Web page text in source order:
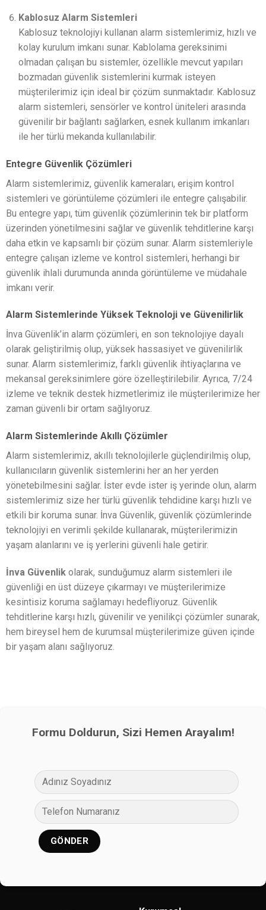
Kablosuz Alarm Sistemleri
Kablosuz teknolojiyi kullanan alarm sistemlerimiz, hızlı ve
kolay kurulum imkanı sunar. Kablolama gereksinimi
olmadan çalışan bu sistemler, özellikle mevcut yapıları
bozmadan güvenlik sistemlerini kurmak isteyen
müşterilerimiz için ideal bir çözüm sunmaktadır. Kablosuz
alarm sistemleri, sensörler ve kontrol üniteleri arasında
güvenilir bir bağlantı sağlarken, esnek kullanım imkanları
ile her türlü mekanda kullanılabilir.
Entegre Güvenlik Çözümleri
Alarm sistemlerimiz, güvenlik kameraları, erişim kontrol
sistemleri ve görüntüleme çözümleri ile entegre çalışabilir.
Bu entegre yapı, tüm güvenlik çözümlerinin tek bir platform
üzerinden yönetilmesini sağlar ve güvenlik tehditlerine karşı
daha etkin ve kapsamlı bir çözüm sunar. Alarm sistemleriyle
entegre çalışan izleme ve kontrol sistemleri, herhangi bir
güvenlik ihlali durumunda anında görüntüleme ve müdahale
imkanı verir.
Alarm Sistemlerinde Yüksek Teknoloji ve Güvenilirlik
İnva Güvenlik’in alarm çözümleri, en son teknolojiye dayalı
olarak geliştirilmiş olup, yüksek hassasiyet ve güvenilirlik
sunar. Alarm sistemlerimiz, farklı güvenlik ihtiyaçlarına ve
mekansal gereksinimlere göre özelleştirilebilir. Ayrıca, 7/24
izleme ve teknik destek hizmetlerimiz ile müşterilerimize her
zaman güvenli bir ortam sağlıyoruz.
Alarm Sistemlerinde Akıllı Çözümler
Alarm sistemlerimiz, akıllı teknolojilerle güçlendirilmiş olup,
kullanıcıların güvenlik sistemlerini her an her yerden
yönetebilmesini sağlar. İster evde ister iş yerinde olun, alarm
sistemlerimiz size her türlü güvenlik tehdidine karşı hızlı ve
etkili bir koruma sunar. İnva Güvenlik, güvenlik çözümlerinde
teknolojiyi en verimli şekilde kullanarak, müşterilerimizin
yaşam alanlarını ve iş yerlerini güvenli hale getirir.
İnva Güvenlikolarak, sunduğumuz alarm sistemleri ile
güvenliği en üst düzeye çıkarmayı ve müşterilerimize
kesintisiz koruma sağlamayı hedefliyoruz. Güvenlik
tehditlerine karşı hızlı, güvenilir ve yenilikçi çözümler sunarak,
hem bireysel hem de kurumsal müşterilerimize güven içinde
bir yaşam alanı sağlıyoruz.
Formu Doldurun, Sizi Hemen Arayalım!